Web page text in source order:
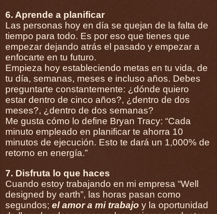
6. Aprende a planificar
Las personas hoy en día se quejan de la falta de
tiempo para todo. Es por eso que tienes que
empezar dejando atrás el pasado y empezar a
enfocarte en tu futuro.
Empieza hoy estableciendo metas en tu vida, de
tu día, semanas, meses e incluso años. Debes
preguntarte constantemente: ¿dónde quiero
estar dentro de cinco años?, ¿dentro de dos
meses?, ¿dentro de dos semanas?
Me gusta cómo lo define Bryan Tracy: “Cada
minuto empleado en planificar te ahorra 10
minutos de ejecución. Esto te dará un 1,000% de
retorno en energía.”
7. Disfruta lo que haces
Cuando estoy trabajando en mi empresa “Well
designed by earth”, las horas pasan como
segundos; el amor a mi trabajo y la oportunidad